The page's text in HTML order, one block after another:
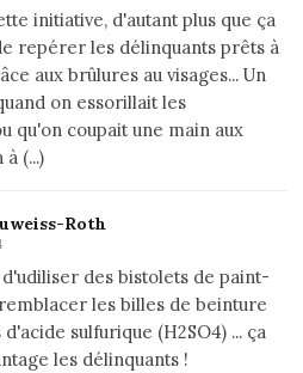
initiative, d'autant plus que ça
repérer les délinquants prêts à
aux brûlures au visages... Un
on essorillait les
qu'on coupait une main aux
(...)
Roth
des bistolets de paint-
les billes de beinture
sulfurique (H2SO4) ... ça
les délinquants !